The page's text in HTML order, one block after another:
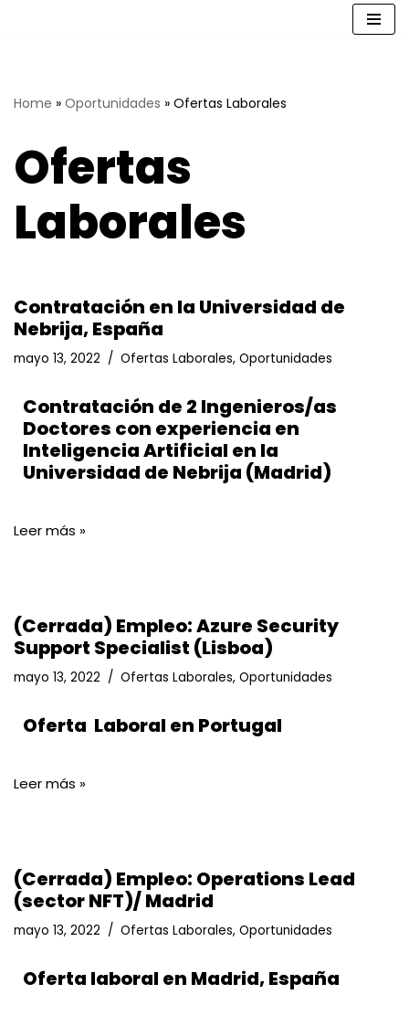
Home » Oportunidades » Ofertas Laborales
Ofertas
Laborales
Contratación en la Universidad de
Nebrija, España
mayo 13, 2022 Ofertas Laborales, Oportunidades
Contratación de 2 Ingenieros/as
Doctores con experiencia en
Inteligencia Artificial en la
Universidad de Nebrija (Madrid)
Leer más »
(Cerrada) Empleo: Azure Security
Support Specialist (Lisboa)
mayo 13, 2022 Ofertas Laborales, Oportunidades
Oferta Laboral en Portugal
Leer más »
(Cerrada) Empleo: Operations Lead
(sector NFT)/ Madrid
mayo 13, 2022 Ofertas Laborales, Oportunidades
Oferta laboral en Madrid, España